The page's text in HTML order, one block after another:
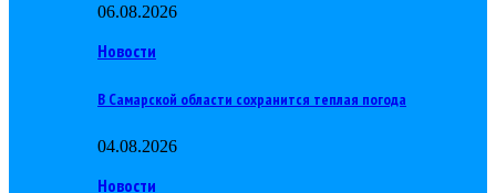
06.08.2026
Новости
В Самарской области сохранится теплая погода
04.08.2026
Новости